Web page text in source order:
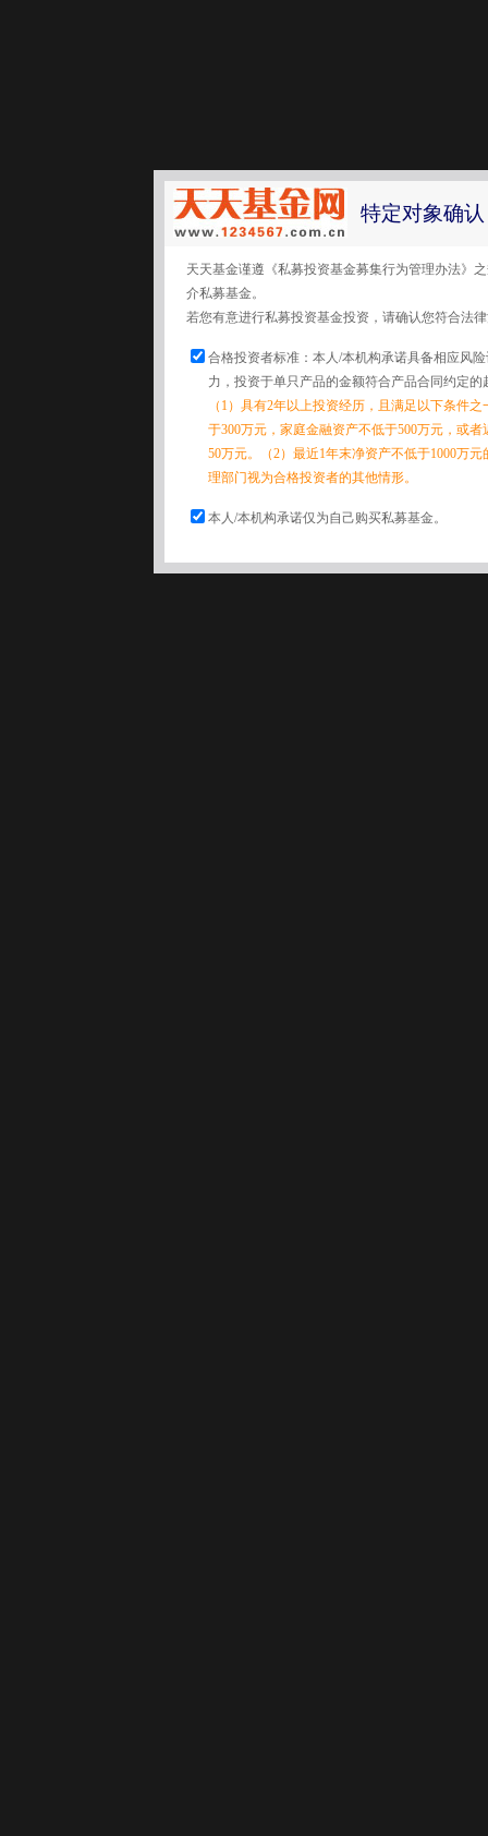
特定对象确认
天天基金谨遵《私募投资基金募集行为管理办法》
介私募基金。
若您有意进行私募投资基金投资，请确认您符合法
合格投资者标准：本人/本机构承诺具备相应风
力，投资于单只产品的金额符合产品合同约定的
（1）具有2年以上投资经历，且满足以下条件
于300万元，家庭金融资产不低于500万元，或
50万元。（2）最近1年末净资产不低于1000万
理部门视为合格投资者的其他情形。
本人/本机构承诺仅为自己购买私募基金。